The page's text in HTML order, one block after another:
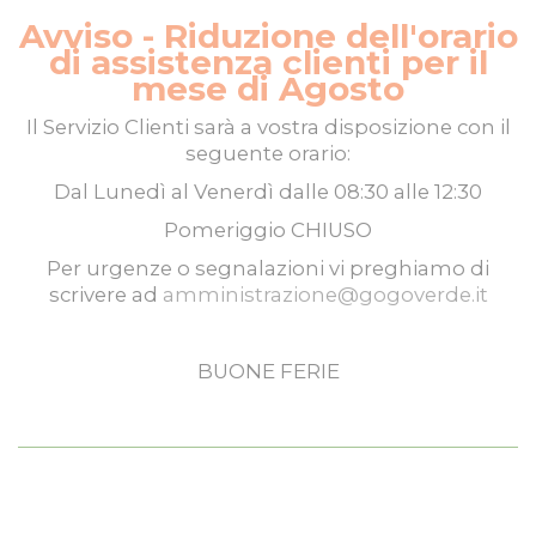
Avviso - Riduzione dell'orario
di assistenza clienti per il
mese di Agosto
Il Servizio Clienti sarà a vostra disposizione con il
seguente orario:
Dal Lunedì al Venerdì dalle 08:30 alle 12:30
Pomeriggio CHIUSO
Per urgenze o segnalazioni vi preghiamo di
scrivere ad amministrazione@gogoverde.it
BUONE FERIE